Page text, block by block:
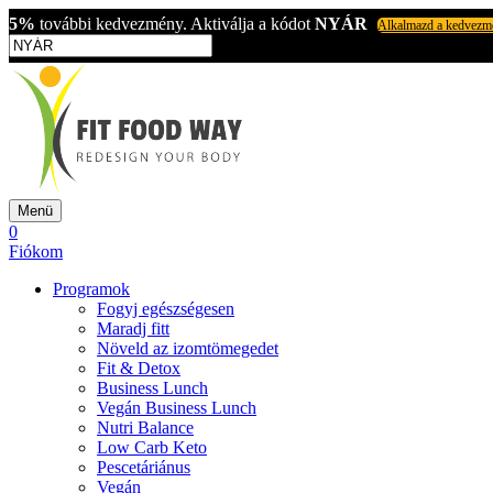
5% további kedvezmény. Aktiválja a kódot NYÁR Alkalmazd a
Menü
0
Fiókom
Programok
Fogyj egészségesen
Maradj fitt
Növeld az izomtömegedet
Fit & Detox
Business Lunch
Vegán Business Lunch
Nutri Balance
Low Carb Keto
Pescetáriánus
Vegán